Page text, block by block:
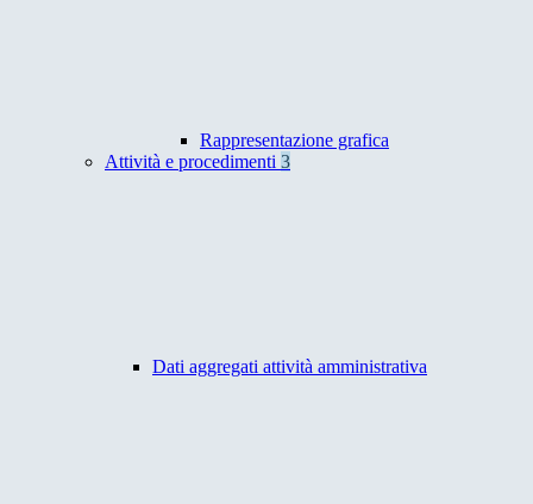
Rappresentazione grafica
Attività e procedimenti 3
Dati aggregati attività amministrativa